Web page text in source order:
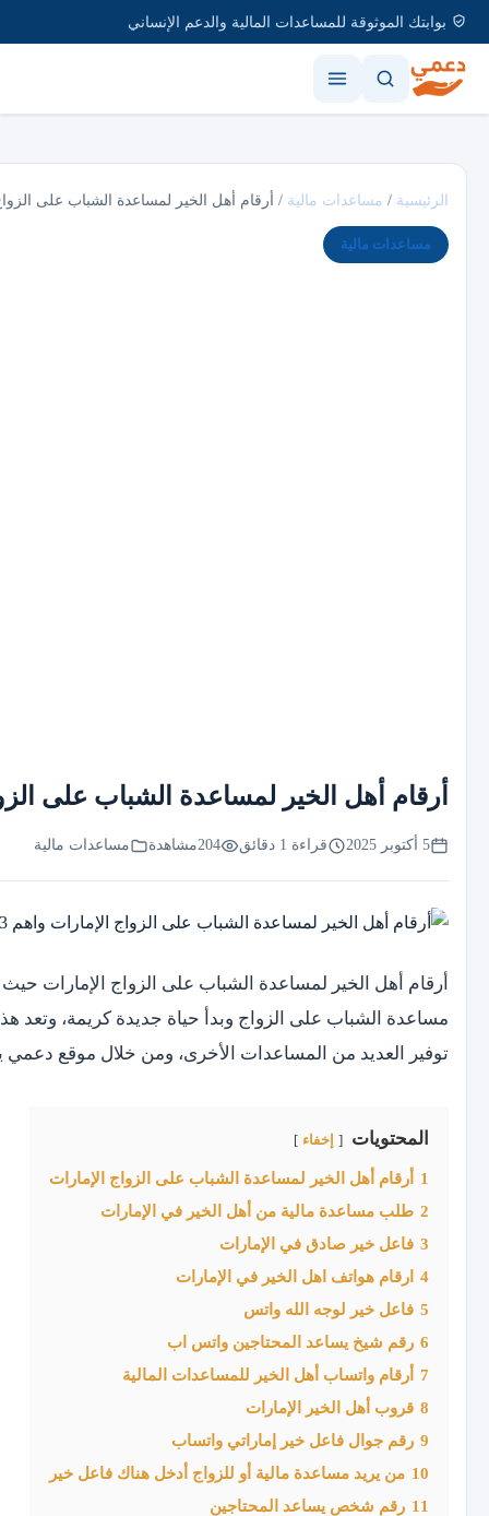
بوابتك الموثوقة للمساعدات المالية والدعم الإنساني
الرئيسية / مساعدات مالية / أرقام أهل الخير لمساعدة الشباب على
مساعدات مالية
أرقام أهل الخير لمساعدة الشباب على الزواج
5 أكتوبر 2025 قراءة 1 دقائق 204مشاهدة مساعدات مالية
مساعدة الشباب على الزواج وبدأ حياة جديدة كريمة، وتعد هذه
توفير العديد من المساعدات الأخرى، ومن خلال موقع
المحتويات إخفاء
1
أرقام أهل الخير لمساعدة الشباب على الزواج الإمارات
2 طلب مساعدة مالية من أهل الخير في الإمارات
3 فاعل خير صادق في الإمارات
4
ارقام هواتف اهل الخير في الإمارات
5 فاعل خير لوجه الله واتس
6 رقم شيخ يساعد المحتاجين واتس اب
7
أرقام واتساب أهل الخير للمساعدات المالية
8 قروب أهل الخير الإمارات
9 رقم جوال فاعل خير إماراتي واتساب
10 من يريد مساعدة مالية أو للزواج أدخل هناك فاعل خير
11 رقم شخص يساعد المحتاجين